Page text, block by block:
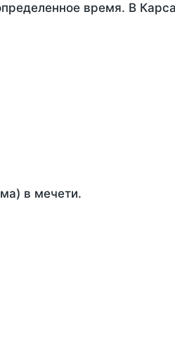
время. В
в мечети.